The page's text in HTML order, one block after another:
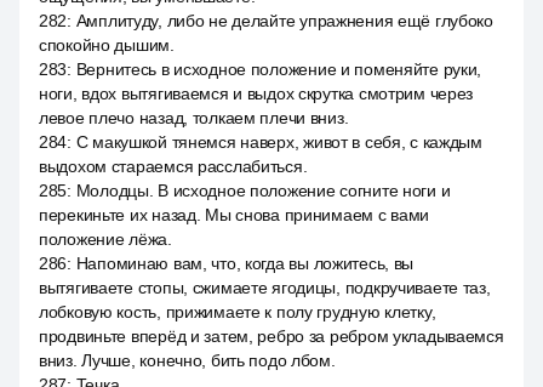
282: Амплитуду, либо не делайте упражнения ещё глубоко
спокойно дышим.
283: Вернитесь в исходное положение и поменяйте руки,
ноги, вдох вытягиваемся и выдох скрутка смотрим через
левое плечо назад, толкаем плечи вниз.
284: С макушкой тянемся наверх, живот в себя, с каждым
выдохом стараемся расслабиться.
285: Молодцы. В исходное положение согните ноги и
перекиньте их назад. Мы снова принимаем с вами
положение лёжа.
286: Напоминаю вам, что, когда вы ложитесь, вы
вытягиваете стопы, сжимаете ягодицы, подкручиваете таз,
лобковую кость, прижимаете к полу грудную клетку,
продвиньте вперёд и затем, ребро за ребром укладываемся
вниз. Лучше, конечно, бить подо лбом.